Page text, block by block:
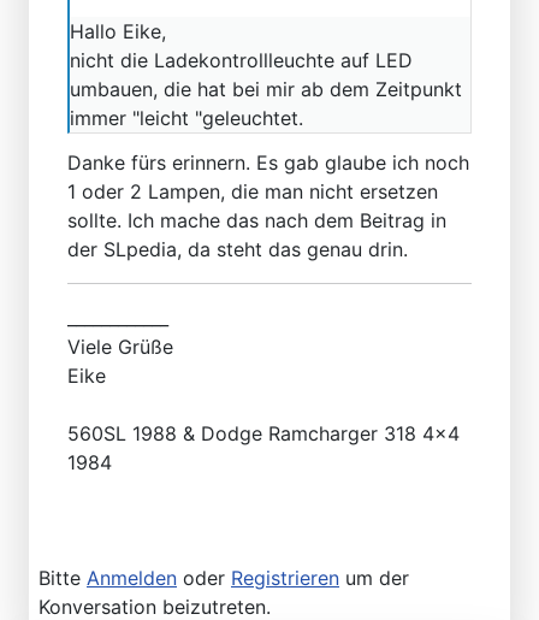
Hallo Eike,
nicht die Ladekontrollleuchte auf LED
umbauen, die hat bei mir ab dem Zeitpunkt
immer "leicht "geleuchtet.
Danke fürs erinnern. Es gab glaube ich noch
1 oder 2 Lampen, die man nicht ersetzen
sollte. Ich mache das nach dem Beitrag in
der SLpedia, da steht das genau drin.
Viele Grüße
Eike
560SL 1988 & Dodge Ramcharger 318 4x4
1984
Bitte Anmelden oder Registrieren um der
Konversation beizutreten.